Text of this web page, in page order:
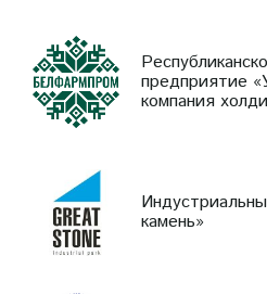
предприятие
компания
камень»